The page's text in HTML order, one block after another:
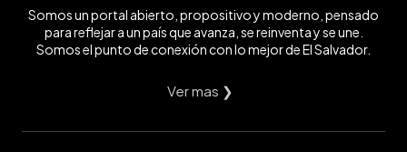
Somos un portal abierto, propositivo y moderno, pensado
para reflejar a un país que avanza, se reinventa y se une.
Somos el punto de conexión con lo mejor de El Salvador.
Ver mas ❯